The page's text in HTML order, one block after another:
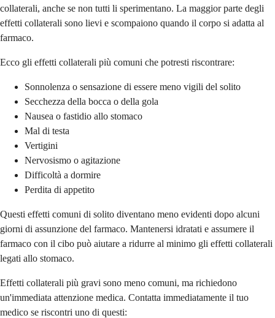
collaterali, anche se non tutti li sperimentano. La maggior parte degli
effetti collaterali sono lievi e scompaiono quando il corpo si adatta al
farmaco.
Ecco gli effetti collaterali più comuni che potresti riscontrare:
Sonnolenza o sensazione di essere meno vigili del solito
Secchezza della bocca o della gola
Nausea o fastidio allo stomaco
Mal di testa
Vertigini
Nervosismo o agitazione
Difficoltà a dormire
Perdita di appetito
Questi effetti comuni di solito diventano meno evidenti dopo alcuni
giorni di assunzione del farmaco. Mantenersi idratati e assumere il
farmaco con il cibo può aiutare a ridurre al minimo gli effetti collaterali
legati allo stomaco.
Effetti collaterali più gravi sono meno comuni, ma richiedono
un'immediata attenzione medica. Contatta immediatamente il tuo
medico se riscontri uno di questi: